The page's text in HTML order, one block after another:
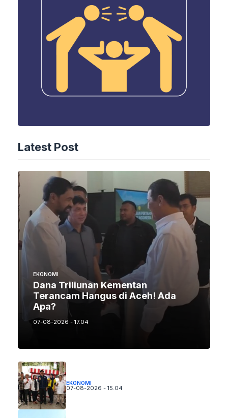
Latest Post
EKONOMI
Dana Triliunan Kementan
Terancam Hangus di Aceh! Ada
Apa?
07-08-2026 - 17.04
EKONOMI
07-08-2026 - 15.04